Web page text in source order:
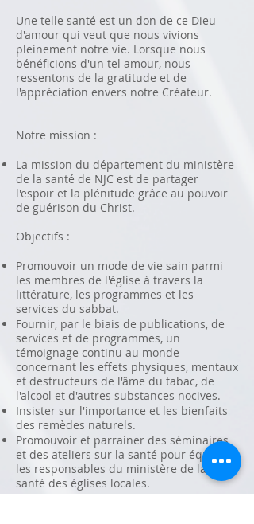
Une telle santé est un don de ce Dieu
d'amour qui veut que nous vivions
pleinement notre vie. Lorsque nous
bénéficions d'un tel amour, nous
ressentons de la gratitude et de
l'appréciation envers notre Créateur.
Notre mission :
La mission du département du ministère
de la santé de NJC est de partager
l'espoir et la plénitude grâce au pouvoir
de guérison du Christ.
Objectifs :
Promouvoir un mode de vie sain parmi
les membres de l'église à travers la
littérature, les programmes et les
services du sabbat.
Fournir, par le biais de publications, de
services et de programmes, un
témoignage continu au monde
concernant les effets physiques, mentaux
et destructeurs de l'âme du tabac, de
l'alcool et d'autres substances nocives.
Insister sur l'importance et les bienfaits
des remèdes naturels.
Promouvoir et parrainer des séminaires
et des ateliers sur la santé pour équiper
les responsables du ministère de la
santé des églises locales.